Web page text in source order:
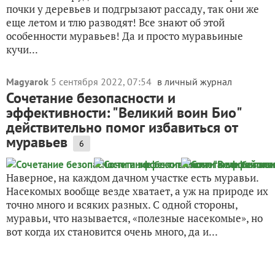
почки у деревьев и подгрызают рассаду, так они же
еще летом и тлю разводят! Все знают об этой
особенности муравьев! Да и просто муравьиные
кучи...
Magyarok 5 сентября 2022, 07:54 в личный журнал
Сочетание безопасности и
эффективности: "Великий воин Био"
действительно помог избавиться от
муравьев 6
Наверное, на каждом дачном участке есть муравьи.
Насекомых вообще везде хватает, а уж на природе их
точно много и всяких разных. С одной стороны,
муравьи, что называется, «полезные насекомые», но
вот когда их становится очень много, да и...